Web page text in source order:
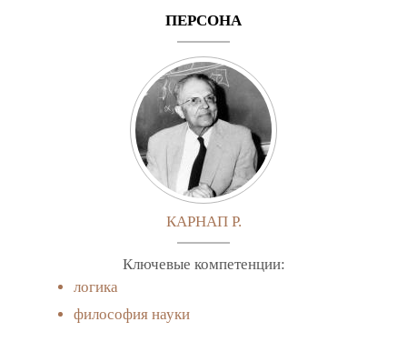
ПЕРСОНА
КАРНАП Р.
Ключевые компетенции:
логика
философия науки